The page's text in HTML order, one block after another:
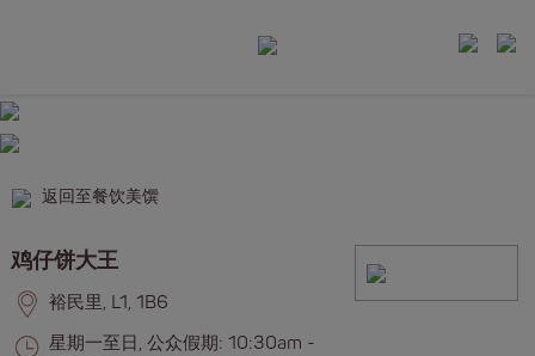
返回至餐饮美馔
鸡仔饼大王
裕民里, L1, 1B6
星期一至日, 公众假期: 10:30am -